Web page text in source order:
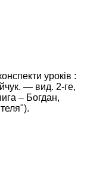
уроків :
— вид. 2-ге,
– Богдан,